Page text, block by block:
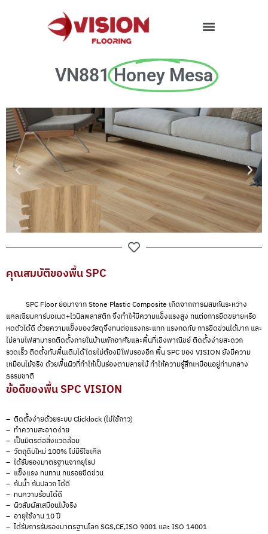
VN881 Honey Mesa
คุณสมบัติของพื้น SPC
SPC Floor ย่อมาจาก Stone Plastic Composite เกิดจากการผสมกันระหว่าง
แคลเซียมคาร์บอเนต+ไวนิลพลาสติก จึงทำให้มีความแข็งแรงสูง ทนต่อการยืดขยายหรือ
หดตัวได้ดี ด้วยความแข็งของวัสดุจึงทนต่อแรงกระแทก แรงกดทับ การขีดข่วนได้มาก และ
ไม่ลามไฟสามารถติดตั้งภายในบ้านพักอาศัยและพื้นที่เชิงพาณิชย์ ติดตั้งง่ายสะดวก
รวดเร็ว ติดตั้งทับพื้นเดิมได้โดยไม่ต้องมีโฟมรองอีก พื้น SPC ของ VISION ยังมีความ
เหมือนไม้จริง ด้วยพื้นผิวที่ทำให้เป็นร่องตามลายไม้ ทำให้ความรู้สึกเหมือนอยู่ท่ามกลาง
ธรรมชาติ
ข้อดีของพื้น SPC VISION
– ติดตั้งง่ายด้วยระบบ Clicklock (ไม่ใช้กาว)
– ทำความสะอาดง่าย
– เป็นมิตรต่อสิ่งแวดล้อม
– วัตถุดิบใหม่ 100% ไม่มีรีไซเคิล
– ได้รับรองมาตรฐานจากยุโรป
– แข็งแรง ทนทาน ทนรอยขีดข่วน
– กันน้ำ กันปลวก ได้ดี
– ทนความร้อนได้ดี
– ผิวสัมผัสเสมือนไม้จริง
– อายุใช้งาน 10 ปี
– ได้รับการรับรองมาตรฐานโลก SGS,CE,ISO 9001 และ ISO 14001